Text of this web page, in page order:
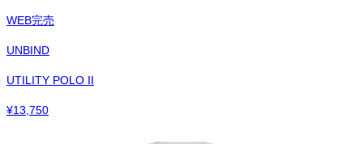
WEB完売
UNBIND
UTILITY POLO II
¥13,750